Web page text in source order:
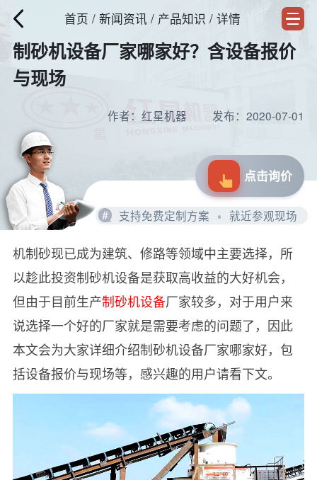
首页 / 新闻资讯 / 产品知识 / 详情
制砂机设备厂家哪家好？含设备报价
与现场
作者：红星机器 发布：2020-07-01
点击询价
# 支持免费定制方案 就近参观现场
机制砂现已成为建筑、修路等领域中主要选择，所
以趁此投资制砂机设备是获取高收益的大好机会，
但由于目前生产制砂机设备厂家较多，对于用户来
说选择一个好的厂家就是需要考虑的问题了，因此
本文会为大家详细介绍制砂机设备厂家哪家好，包
括设备报价与现场等，感兴趣的用户请看下文。